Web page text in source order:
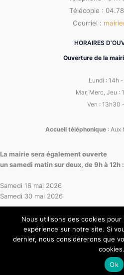
Télécopie :
Courriel :
HORAIRES
Ouverture de la
Lundi : 14h -
Mar, Merc, Jeu :
Ven : 13h30
Accueil téléphonique: Aux
La mairie sera également ouverte
un samedi matin sur deux, de 9h à 12h :
Samedi 16 mai 2026
Samedi 30 mai 2026
Copyright © 2026 Mairie
Nous utilisons des cookies pour
expérience sur notre site. Si
dernier, nous considérerons que
cookies.
Ok